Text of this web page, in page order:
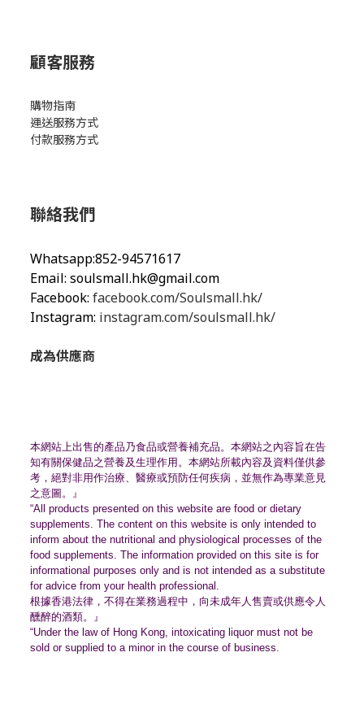
顧客服務
購物指南
運送服務方式
付款服務方式
聯絡我們
Whatsapp:852-94571617
Email: soulsmall.hk@gmail.com
Facebook: facebook.com/Soulsmall.hk/
Instagram: instagram.com/soulsmall.hk/
成為供應商
本網站上出售的產品乃食品或營養補充品。 本網站之內容旨在告
知有關保健品之營養及生理作用。 本網站所載內容及資料僅供參
考，絕對非用作治療、 醫療或預防任何疾病，並無作為專業意見
之意圖。』
“All products presented on this website are food or dietary
supplements. The content on this website is only intended to
inform about the nutritional and physiological processes of the
food supplements. The information provided on this site is for
informational purposes only and is not intended as a substitute
for advice from your health professional.
根據香港法律，不得在業務過程中， 向未成年人售賣或供應令人
醺醉的酒類。』
“Under the law of Hong Kong, intoxicating liquor must not be
sold or supplied to a minor in the course of business.